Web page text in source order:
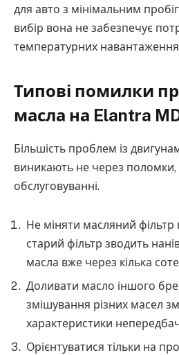
для авто з мінімальним
вибір вона не забезпечує
температурних
Типові помилки
масла на Elantra
Більшість проблем із
виникають не через
обслуговуванні.
Не міняти масляний фільтр
старий фільтр зводить
масла вже через кілька
Доливати масло іншого
змішування різних масел
характеристики
Орієнтуватися тільки на